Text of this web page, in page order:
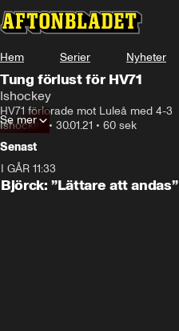
Hem Serier Nyheter
Tung förlust för HV71
Ishockey
HV71 förlorade mot Luleå med 4-3
Ishockey• 30.01.21 • 60 sek
Se mer
Senast
I GÅR 11:33
Björck: ”Lättare att andas”